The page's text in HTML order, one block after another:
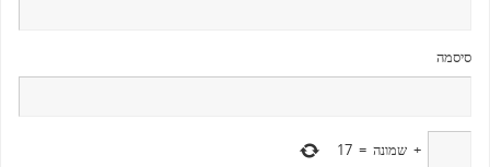
סיסמה
+ שמונה =
17